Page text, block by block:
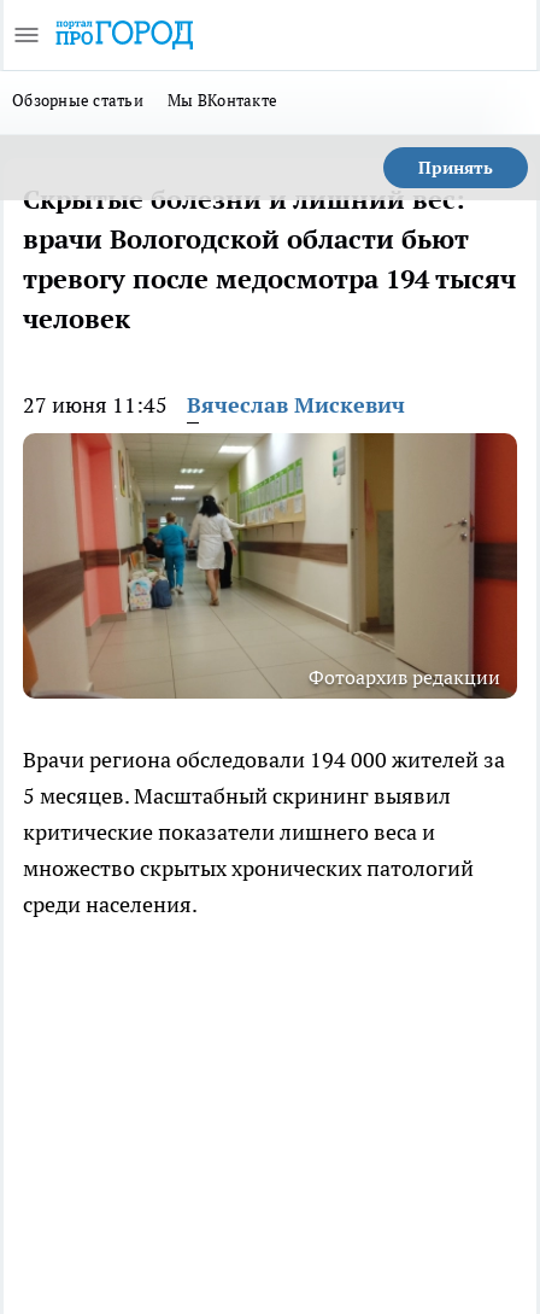
Обзорные статьи Мы ВКонтакте
Принять
Скрытые болезни и лишний вес:
врачи Вологодской области бьют
тревогу после медосмотра 194 тысяч
человек
27 июня 11:45 Вячеслав Мискевич
Фотоархив редакции
Врачи региона обследовали 194 000 жителей за
5 месяцев. Масштабный скрининг выявил
критические показатели лишнего веса и
множество скрытых хронических патологий
среди населения.